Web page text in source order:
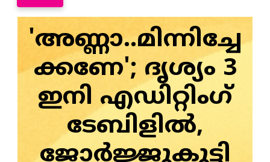
'അണ്ണാ..മിന്നിച്ചേ
ക്കണേ'; ദൃശ്യം 3
ഇനി എഡിറ്റിം​ഗ്
ടേബിളില്‍,
ജോർജ്ജുകുട്ടി